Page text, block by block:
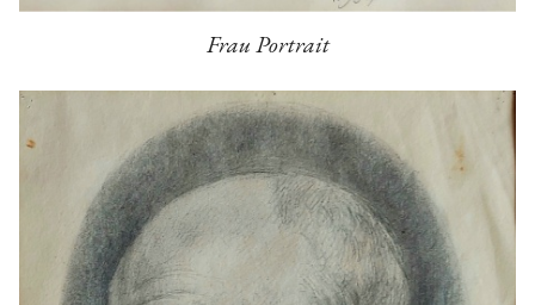
Frau Portrait